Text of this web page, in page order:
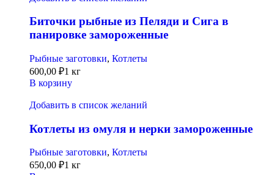
Биточки рыбные из Пеляди и Сига в
панировке замороженные
Рыбные заготовки, Котлеты
600,00 ₽1 кг
В корзину
Добавить в список желаний
Котлеты из омуля и нерки замороженные
Рыбные заготовки, Котлеты
650,00 ₽1 кг